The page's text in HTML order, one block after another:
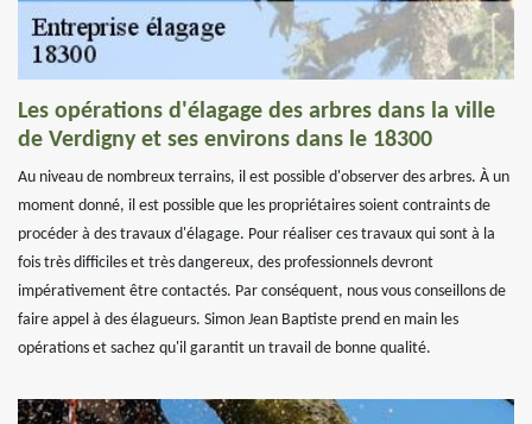
Les opérations d'élagage des arbres dans la ville
de Verdigny et ses environs dans le 18300
Au niveau de nombreux terrains, il est possible d'observer des arbres. À un
moment donné, il est possible que les propriétaires soient contraints de
procéder à des travaux d'élagage. Pour réaliser ces travaux qui sont à la
fois très difficiles et très dangereux, des professionnels devront
impérativement être contactés. Par conséquent, nous vous conseillons de
faire appel à des élagueurs. Simon Jean Baptiste prend en main les
opérations et sachez qu'il garantit un travail de bonne qualité.